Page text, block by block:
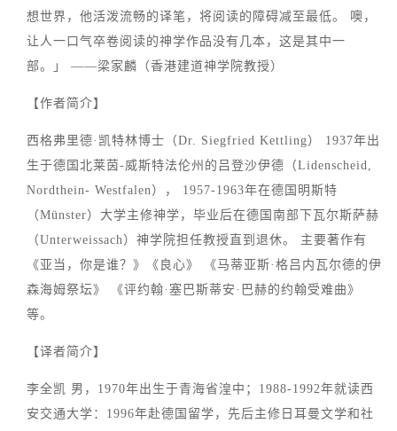
想世界，他活泼流畅的译笔，将阅读的障碍减至最低。 噢，
让人一口气卒卷阅读的神学作品没有几本，这是其中一
部。」 ——梁家麟（香港建道神学院教授）
【作者简介】
西格弗里德·凯特林博士（Dr. Siegfried Kettling） 1937年出
生于德国北莱茵-威斯特法伦州的吕登沙伊德（Lidenscheid,
Nordthein- Westfalen）， 1957-1963年在德国明斯特
（Münster）大学主修神学，毕业后在德国南部下瓦尔斯萨赫
（Unterweissach）神学院担任教授直到退休。 主要著作有
《亚当，你是谁？》《良心》 《马蒂亚斯·格吕内瓦尔德的伊
森海姆祭坛》 《评约翰·塞巴斯蒂安·巴赫的约翰受难曲》
等。
【译者简介】
李全凯 男，1970年出生于青海省湟中；1988-1992年就读西
安交通大学：1996年赴德国留学，先后主修日耳曼文学和社